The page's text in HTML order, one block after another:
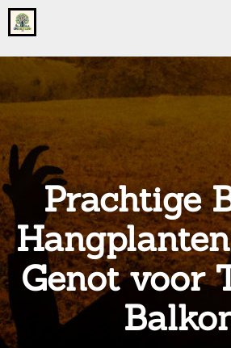
Go
to
home
onsgrotegezin.nl
Prachtige
Genot voor